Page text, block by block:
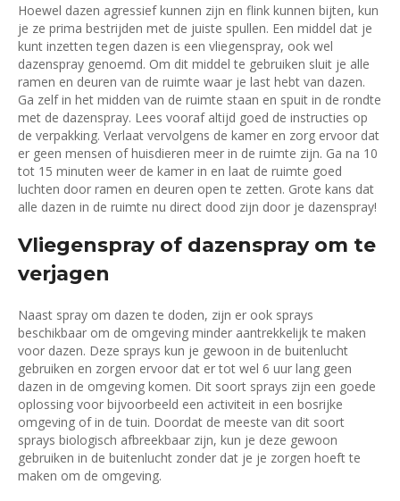
Hoewel dazen agressief kunnen zijn en flink kunnen bijten, kun
je ze prima bestrijden met de juiste spullen. Een middel dat je
kunt inzetten tegen dazen is een vliegenspray, ook wel
dazenspray genoemd. Om dit middel te gebruiken sluit je alle
ramen en deuren van de ruimte waar je last hebt van dazen.
Ga zelf in het midden van de ruimte staan en spuit in de rondte
met de dazenspray. Lees vooraf altijd goed de instructies op
de verpakking. Verlaat vervolgens de kamer en zorg ervoor dat
er geen mensen of huisdieren meer in de ruimte zijn. Ga na 10
tot 15 minuten weer de kamer in en laat de ruimte goed
luchten door ramen en deuren open te zetten. Grote kans dat
alle dazen in de ruimte nu direct dood zijn door je dazenspray!
Vliegenspray of dazenspray om te
verjagen
Naast spray om dazen te doden, zijn er ook sprays
beschikbaar om de omgeving minder aantrekkelijk te maken
voor dazen. Deze sprays kun je gewoon in de buitenlucht
gebruiken en zorgen ervoor dat er tot wel 6 uur lang geen
dazen in de omgeving komen. Dit soort sprays zijn een goede
oplossing voor bijvoorbeeld een activiteit in een bosrijke
omgeving of in de tuin. Doordat de meeste van dit soort
sprays biologisch afbreekbaar zijn, kun je deze gewoon
gebruiken in de buitenlucht zonder dat je je zorgen hoeft te
maken om de omgeving.